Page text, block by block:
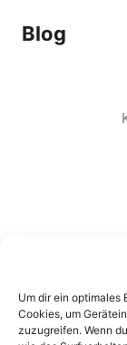
Um dir ein optimales
Cookies, um
zuzugreifen. Wenn
Blog